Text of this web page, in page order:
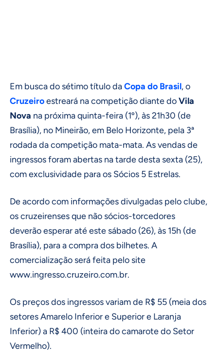
Em busca do sétimo título daCopa do Brasil, o
Cruzeiroestreará na competição diante doVila
Nova na próxima quinta-feira (1º), às 21h30 (de
Brasília), no Mineirão, em Belo Horizonte, pela 3ª
rodada da competição mata-mata. As vendas de
ingressos foram abertas na tarde desta sexta (25),
com exclusividade para os Sócios 5 Estrelas.
De acordo com informações divulgadas pelo clube,
os cruzeirenses que não sócios-torcedores
deverão esperar até este sábado (26), às 15h (de
Brasília), para a compra dos bilhetes. A
comercialização será feita pelo site
www.ingresso.cruzeiro.com.br.
Os preços dos ingressos variam de R$ 55 (meia dos
setores Amarelo Inferior e Superior e Laranja
Inferior) a R$ 400 (inteira do camarote do Setor
Vermelho).